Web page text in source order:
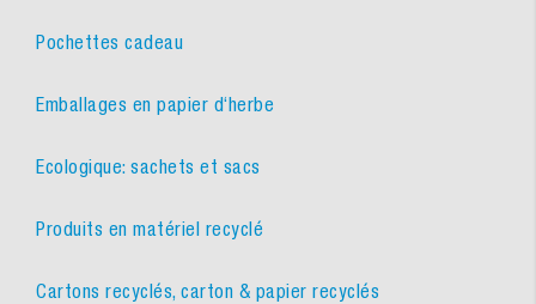
Pochettes cadeau
Emballages en papier d‘herbe
Ecologique: sachets et sacs
Produits en matériel recyclé
Cartons recyclés, carton & papier recyclés